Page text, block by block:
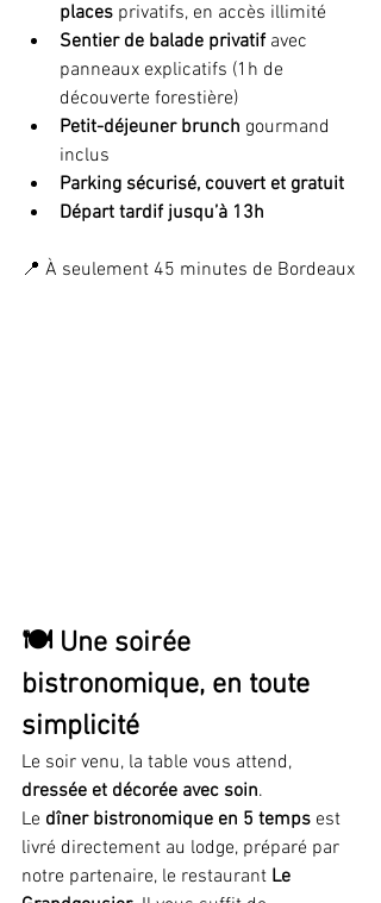
places privatifs, en accès illimité
Sentier de balade privatif avec
panneaux explicatifs (1h de
découverte forestière)
Petit-déjeuner brunch gourmand
inclus
Parking sécurisé, couvert et gratuit
Départ tardif jusqu’à 13h
📍 À seulement 45 minutes de Bordeaux
🍽️ Une soirée
bistronomique, en toute
simplicité
Le soir venu, la table vous attend,
dressée et décorée avec soin.
Le dîner bistronomique en 5 temps est
livré directement au lodge, préparé par
notre partenaire, le restaurant Le